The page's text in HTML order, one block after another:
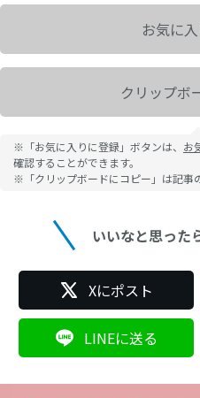
お気に
クリップボ
※「お気に入りに登録」ボタンは、 お
確認することができます。
※「クリップボードにコピー」は記事
いいなと思った
Xにポスト
LINEに送る